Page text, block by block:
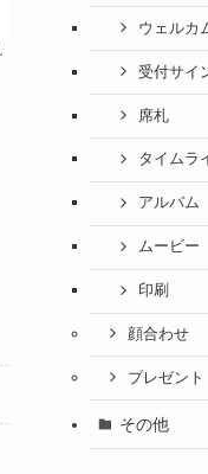
ウェルカ
受付サイ
席札
タイムラ
アルバム
ムービー
印刷
顔合わせ
プレゼント
その他